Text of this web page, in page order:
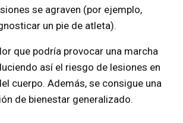
se agraven (por ejemplo,
un pie de atleta).
que podría provocar una marcha
así el riesgo de lesiones en
cuerpo. Además, se consigue una
de bienestar generalizado.